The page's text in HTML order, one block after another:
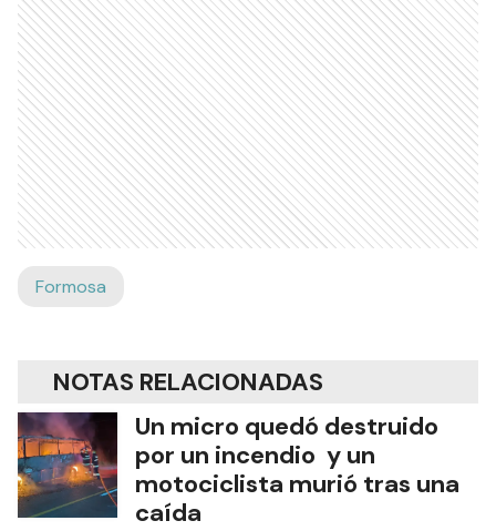
Formosa
NOTAS RELACIONADAS
Un micro quedó destruido
por un incendio y un
motociclista murió tras una
caída